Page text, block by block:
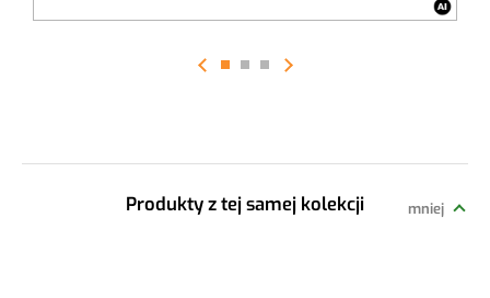
Produkty z tej samej kolekcji mniej